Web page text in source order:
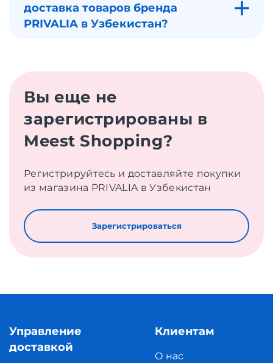
доставка товаров бренда
PRIVALIA в Узбекистан?
Вы еще не
зарегистрированы в
Meest Shopping?
Регистрируйтесь и доставляйте покупки
из магазина PRIVALIA в Узбекистан
Зарегистрироваться
Управление
доставкой
Клиентам
О нас